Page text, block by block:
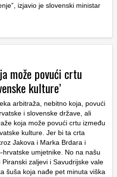
izjavio je slovenski ministar
može povući crtu
kulture’
arbitraža, nebitno koja, povući
i slovenske države, ali
koja može povući crtu između
kulture. Jer bi ta crta
Jakova i Marka Brdara i
umjetnike. No na našu
zaljevi i Savudrijske vale
šuša koja nađe pet minuta viška